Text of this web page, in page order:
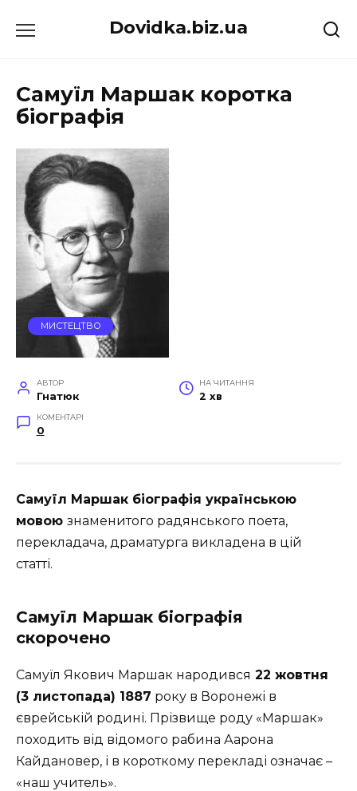
до
Dovidka.biz.ua
Самуїл Маршак коротка
біографія
МИСТЕЦТВО
АВТОР
Гнатюк
НА ЧИТАННЯ
2 хв
КОМЕНТАРІ
0
Самуїл Маршак біографія українською
мовою знаменитого радянського поета,
перекладача, драматурга викладена в цій
статті.
Самуїл Маршак біографія
скорочено
Самуїл Якович Маршак народився 22 жовтня
(3 листопада) 1887 року в Воронежі в
єврейській родині. Прізвище роду «Маршак»
походить від відомого рабина Аарона
Кайдановер, і в короткому перекладі означає –
«наш учитель».